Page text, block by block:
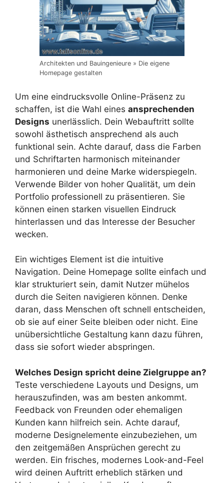
Architekten und Bauingenieure » Die eigene
Homepage gestalten
Um eine eindrucksvolle Online-Präsenz zu
schaffen, ist die Wahl eines ansprechenden
Designs unerlässlich. Dein Webauftritt sollte
sowohl ästhetisch ansprechend als auch
funktional sein. Achte darauf, dass die Farben
und Schriftarten harmonisch miteinander
harmonieren und deine Marke widerspiegeln.
Verwende Bilder von hoher Qualität, um dein
Portfolio professionell zu präsentieren. Sie
können einen starken visuellen Eindruck
hinterlassen und das Interesse der Besucher
wecken.
Ein wichtiges Element ist die intuitive
Navigation. Deine Homepage sollte einfach und
klar strukturiert sein, damit Nutzer mühelos
durch die Seiten navigieren können. Denke
daran, dass Menschen oft schnell entscheiden,
ob sie auf einer Seite bleiben oder nicht. Eine
unübersichtliche Gestaltung kann dazu führen,
dass sie sofort wieder abspringen.
Welches Design spricht deine Zielgruppe an?
Teste verschiedene Layouts und Designs, um
herauszufinden, was am besten ankommt.
Feedback von Freunden oder ehemaligen
Kunden kann hilfreich sein. Achte darauf,
moderne Designelemente einzubeziehen, um
den zeitgemäßen Ansprüchen gerecht zu
werden. Ein frisches, modernes Look-and-Feel
wird deinen Auftritt erheblich stärken und